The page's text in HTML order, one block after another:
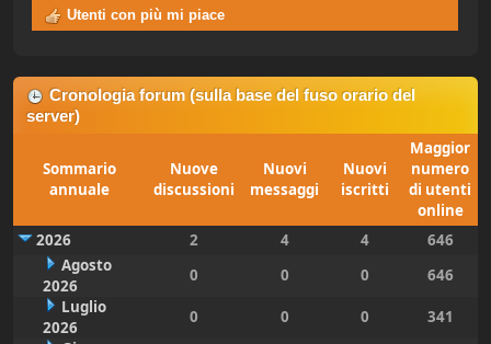
Utenti con più mi piace
Cronologia forum (sulla base del fuso orario del
server)
Sommario
annuale
Nuove
discussioni
Nuovi
messaggi
Nuovi
iscritti
Maggior
numero
di utenti
online
2026
2 4 4
646
Agosto
2026
0 0 0
646
Luglio
2026
0 0 0
341